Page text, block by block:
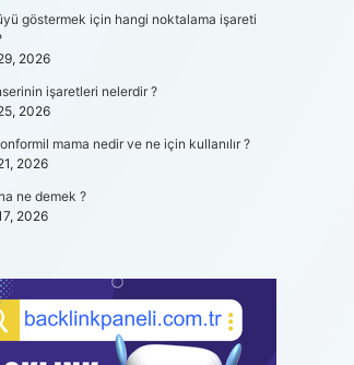
göstermek için hangi noktalama işareti
2026
işaretleri nelerdir ?
2026
mama nedir ve ne için kullanılır ?
2026
ne demek ?
2026